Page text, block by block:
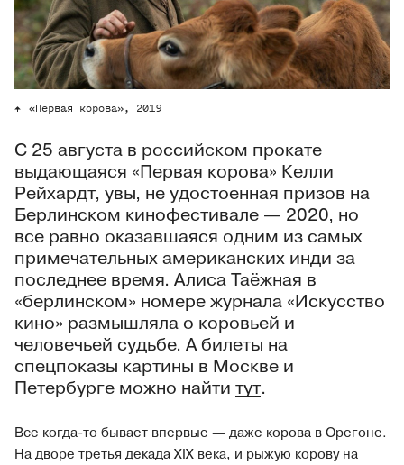
«Первая корова», 2019
С 25 августа в российском прокате
выдающаяся «Первая корова» Келли
Рейхардт, увы, не удостоенная призов на
Берлинском кинофестивале — 2020, но
все равно оказавшаяся одним из самых
примечательных американских инди за
последнее время. Алиса Таёжная в
«берлинском» номере журнала «Искусство
кино» размышляла о коровьей и
человечьей судьбе. А билеты на
спецпоказы картины в Москве и
Петербурге можно найти тут.
Все когда-то бывает впервые — даже корова в Орегоне.
На дворе третья декада XIX века, и рыжую корову на